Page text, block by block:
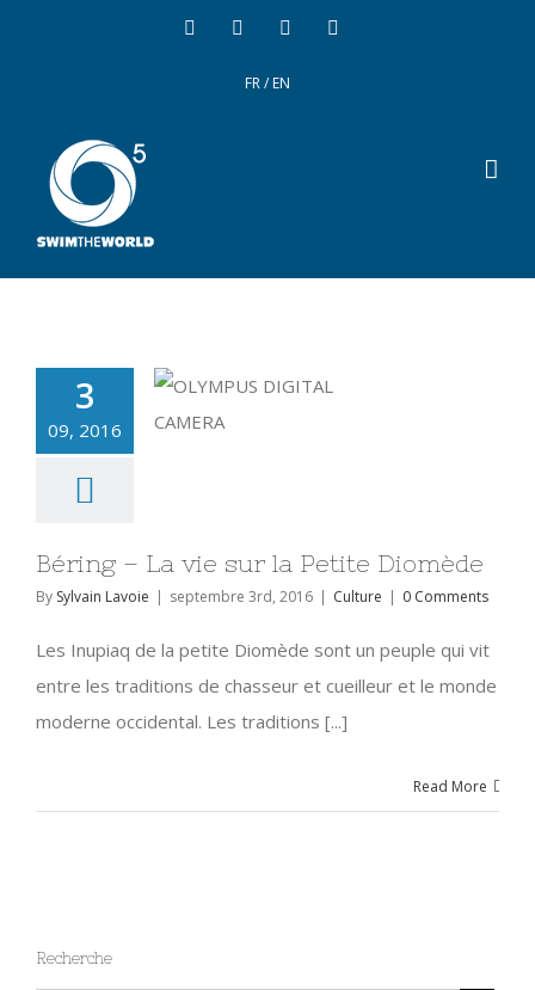
FR/EN
3
09, 2016
Béring – La vie sur la Petite Diomède
By Sylvain Lavoie | septembre 3rd, 2016 | Culture | 0 Comments
Les Inupiaq de la petite Diomède sont un peuple qui vit
entre les traditions de chasseur et cueilleur et le monde
moderne occidental. Les traditions [...]
Read More
Recherche